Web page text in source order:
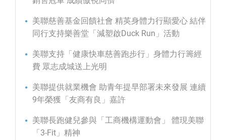
美聯慈善基金回饋社會 精英身體力行顯愛心 結伴
同行支持樂善堂「減塑啟Duck Run」活動
美聯支持「健康快車慈善跑步行」身體力行籌經
費 眾志成城送上光明
美聯提供就業機會 助青年提早部署未來發展 連續
9年榮獲「友商有良」嘉許
美聯長跑健兒參與「工商機構運動會」 體現美聯
「3-Fit」精神